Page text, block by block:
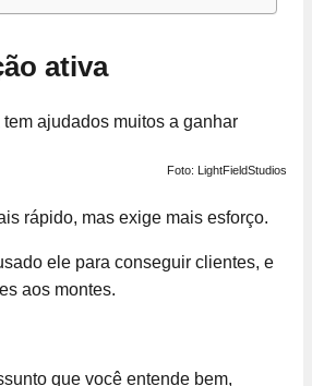
ativa
Foto: LightFieldStudios
rápido, mas exige mais esforço.
ele para conseguir clientes, e
aos montes.
que você entende bem,